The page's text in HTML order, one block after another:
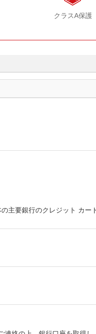
クラスA保護
主要銀行のクレジット カー